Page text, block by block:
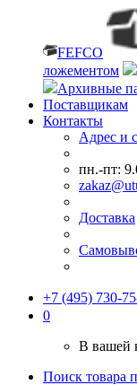
FEFCO
ложементом
Архивные
Поставщикам
Контакты
Адрес и
пн.-пт:
Доставка
+7 (495) 730-
0
В вашей
Поиск товара